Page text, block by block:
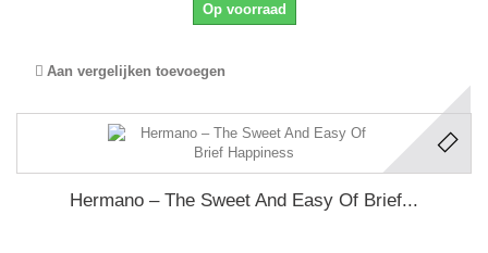
Op voorraad
Aan vergelijken toevoegen
Hermano ‎– The Sweet And Easy Of Brief...